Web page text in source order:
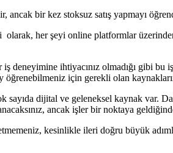
bir kez stoksuz satış yapmayı
olarak, her şeyi online platformlar
deneyimine ihtiyacınız olmadığı gibi
öğrenebilmeniz için gerekli olan
sayıda dijital ve geleneksel kaynak var.
ancak işler bir noktaya
kesinlikle ileri doğru büyük